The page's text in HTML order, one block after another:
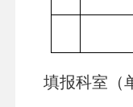
填报